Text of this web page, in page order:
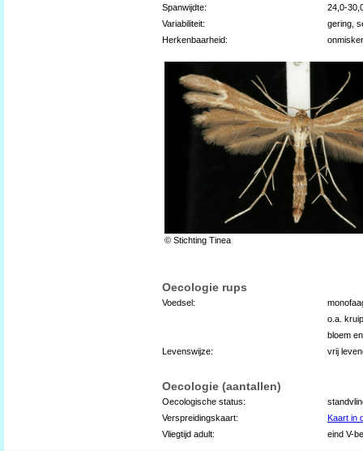
Spanwijdte:
24,0-
Variabiliteit:
gering,
Herkenbaarheid:
© Stichting Tinea
Oecologie rups
Voedsel:
o.a.
bloem
Levenswijze:
vrij
Oecologie (aantallen)
Oecologische status:
Verspreidingskaart:
Kaart in
Vliegtijd adult:
eind V-